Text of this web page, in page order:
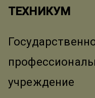
ТЕХНИКУМ
учреждение